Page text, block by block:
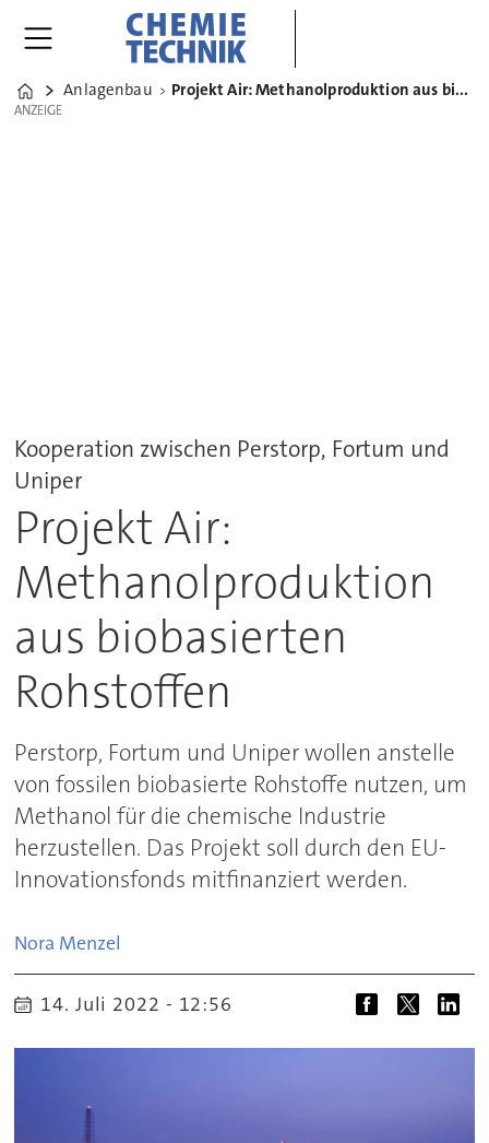
Home
Anlagenbau Projekt Air: Methanolproduktion aus biobasierten Rohstoffen
ANZEIGE
ANZEIGE
Kooperation zwischen Perstorp, Fortum und
Uniper
Projekt Air:
Methanolproduktion
aus biobasierten
Rohstoffen
Perstorp, Fortum und Uniper wollen anstelle
von fossilen biobasierte Rohstoffe nutzen, um
Methanol für die chemische Industrie
herzustellen. Das Projekt soll durch den EU-
Innovationsfonds mitfinanziert werden.
Nora Menzel
14. Juli 2022 - 12:56